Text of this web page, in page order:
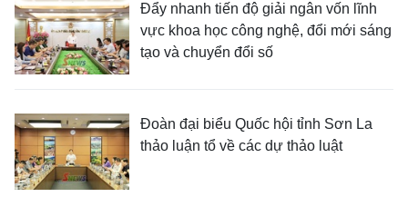
Đẩy nhanh tiến độ giải ngân vốn lĩnh
vực khoa học công nghệ, đổi mới sáng
tạo và chuyển đổi số
Đoàn đại biểu Quốc hội tỉnh Sơn La
thảo luận tổ về các dự thảo luật